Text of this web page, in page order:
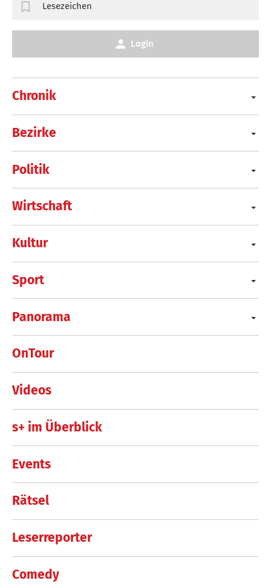
Chronik
Bezirke
Politik
Wirtschaft
Kultur
Sport
Panorama
OnTour
Videos
s+ im Überblick
Events
Rätsel
Leserreporter
Comedy
Lesezeichen
Login